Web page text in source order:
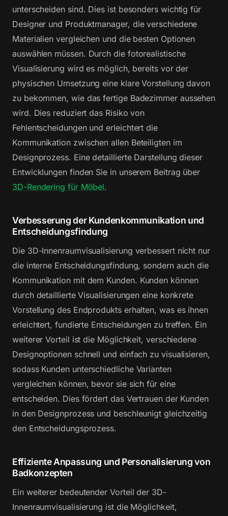
unterscheiden sind. Dies ist besonders wichtig für
Designer und Produktmanager, die verschiedene
Materialien vergleichen und die besten Optionen
auswählen müssen. Durch die fotorealistische
Visualisierung wird es möglich, bereits vor der
physischen Umsetzung eine klare Vorstellung davon
zu bekommen, wie das fertige Badezimmer aussehen
wird. Dies reduziert das Risiko von
Fehlentscheidungen und erleichtert die
Kommunikation zwischen allen Beteiligten im
Designprozess. Eine detaillierte Darstellung dieser
Entwicklungen finden Sie in unserem Beitrag über
3D-Rendering für Möbel.
Verbesserung der Kundenkommunikation und
Entscheidungsfindung
Die 3D-Innenraumvisualisierung verbessert nicht nur
die interne Entscheidungsfindung, sondern auch die
Kommunikation mit dem Kunden. Kunden können
durch detaillierte Visualisierungen eine konkrete
Vorstellung des Endprodukts erhalten, was es ihnen
erleichtert, fundierte Entscheidungen zu treffen. Ein
weiterer Vorteil ist die Möglichkeit, verschiedene
Designoptionen schnell und einfach zu visualisieren,
sodass Kunden unterschiedliche Varianten
vergleichen können, bevor sie sich für eine
entscheiden. Dies fördert das Vertrauen der Kunden
in den Designprozess und beschleunigt gleichzeitig
den Entscheidungsprozess.
Effiziente Anpassung und Personalisierung von
Badkonzepten
Ein weiterer bedeutender Vorteil der 3D-
Innenraumvisualisierung ist die Möglichkeit,